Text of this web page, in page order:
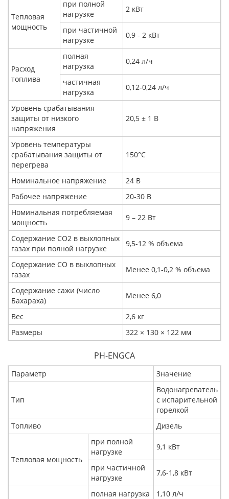
Тепловая
мощность
при полной
нагрузке
2 кВт
при частичной
нагрузке
0,9 - 2 кВт
Расход
топлива
полная
нагрузка
0,24 л/ч
частичная
нагрузка
0,12-0,24 л/ч
Уровень срабатывания
защиты от низкого
напряжения
20,5 ± 1 В
Уровень температуры
срабатывания защиты от
перегрева
150°C
Номинальное напряжение
24 В
Рабочее напряжение
20-30 В
Номинальная потребляемая
мощность
9 – 22 Вт
Содержание CO2 в выхлопных
газах при полной нагрузке
9,5-12 % объема
Содержание CO в выхлопных
газах
Менее 0,1-0,2 % объема
Содержание сажи (число
Бахараха)
Менее 6,0
Вес
2,6 кг
Размеры
322 × 130 × 122 мм
PH-ENGCA
Параметр Значение
Тип
Водонагреватель
с испарительной
горелкой
Топливо
Дизель
Тепловая мощность
при полной
нагрузке
9,1 кВт
при частичной
нагрузке
7,6-1,8 кВт
полная нагрузка
1,10 л/ч